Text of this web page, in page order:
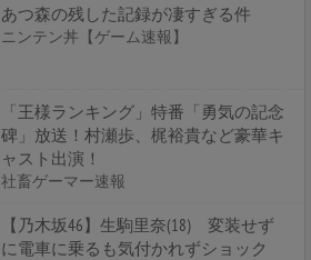
あつ森の残した記録が凄すぎる件
ニンテン丼【ゲーム速報】
「王様ランキング」特番「勇気の記念
碑」放送！村瀬歩、梶裕貴など豪華キ
ャスト出演！
社畜ゲーマー速報
【乃木坂46】生駒里奈(18) 変装せず
に電車に乗るも気付かれずショック